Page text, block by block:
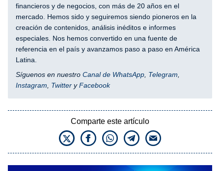
financieros y de negocios, con más de 20 años en el
mercado. Hemos sido y seguiremos siendo pioneros en la
creación de contenidos, análisis inéditos e informes
especiales. Nos hemos convertido en una fuente de
referencia en el país y avanzamos paso a paso en América
Latina.
Síguenos en nuestro Canal de WhatsApp Telegram
Instagram
Twitter yFacebook
Comparte este artículo